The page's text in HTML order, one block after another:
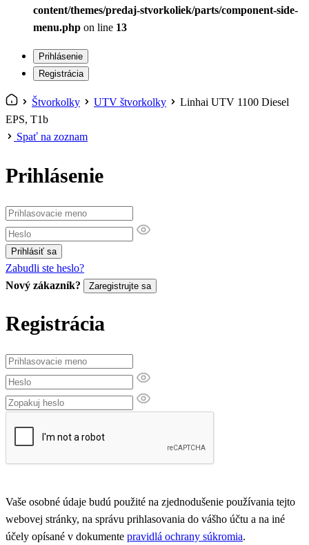
content/themes/predaj-stvorkoliek/parts/component-side-
menu.php on line 13
Prihlásenie
Registrácia
Štvorkolky UTV štvorkolky
Linhai UTV 1100 Diesel
EPS, T1b
Spať na zoznam
Prihlásenie
Prihlásiť sa
Zabudli ste heslo?
Nový zákazník?
Zaregistrujte sa
Registrácia
Vaše osobné údaje budú použité na zjednodušenie používania tejto
webovej stránky, na správu prihlasovania do vášho účtu a na iné
účely opísané v dokumente pravidlá ochrany súkromia.